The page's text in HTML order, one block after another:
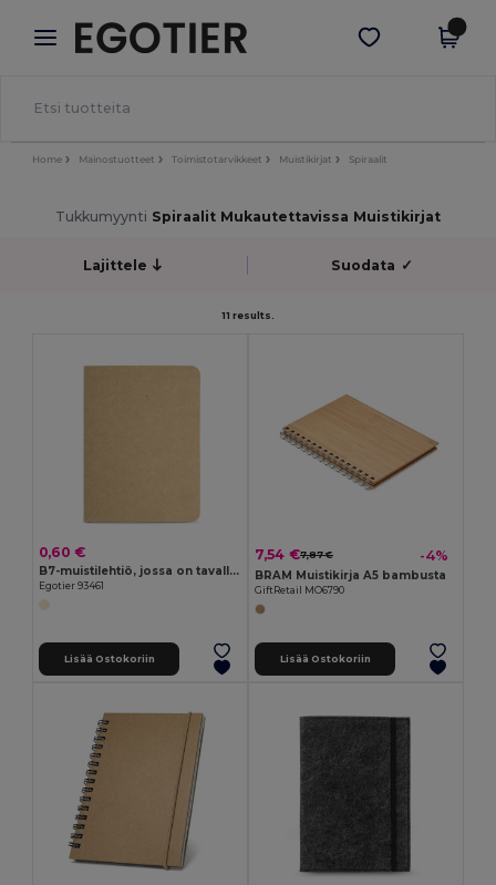
× Egotier-sovellus
Paremmat hinnat appissa!
Hae sovellus
Home Mainostuotteet Toimistotarvikkeet Muistikirjat Spiraalit
Tukkumyynti Spiraalit Mukautettavissa Muistikirjat
Lajittele Suodata ✓
11 results.
0,60 €
B7-muistilehtiö, jossa on tavallisia arkkia
Egotier 93461
Lisää Ostokoriin
7,54 €7,87 € -4%
BRAM Muistikirja A5 bambusta
GiftRetail MO6790
Lisää Ostokoriin